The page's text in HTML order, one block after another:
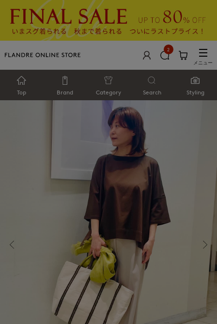
2
メニュー
Top Brand Category Search Styling